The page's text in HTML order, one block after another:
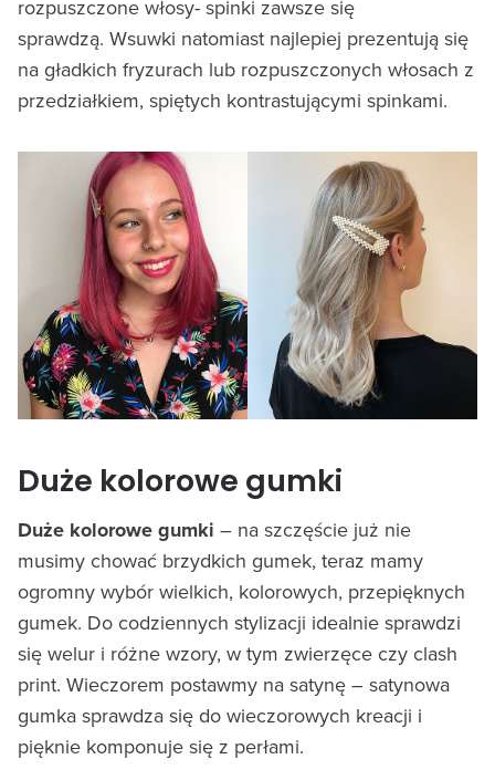
rozpuszczone włosy- spinki zawsze się
sprawdzą. Wsuwki natomiast najlepiej prezentują się
na gładkich fryzurach lub rozpuszczonych włosach z
przedziałkiem, spiętych kontrastującymi spinkami.
Duże kolorowe gumki
Duże kolorowe gumki – na szczęście już nie
musimy chować brzydkich gumek, teraz mamy
ogromny wybór wielkich, kolorowych, przepięknych
gumek. Do codziennych stylizacji idealnie sprawdzi
się welur i różne wzory, w tym zwierzęce czy clash
print. Wieczorem postawmy na satynę – satynowa
gumka sprawdza się do wieczorowych kreacji i
pięknie komponuje się z perłami.